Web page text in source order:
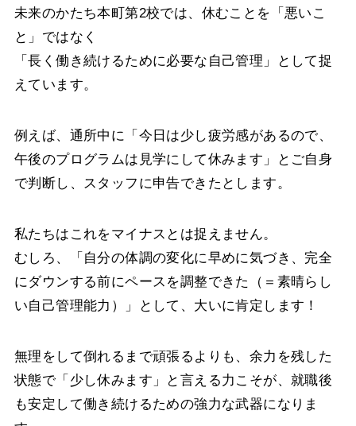
未来のかたち本町第2校では、休むことを「悪いこ
と」ではなく
「長く働き続けるために必要な自己管理」として捉
えています。
例えば、通所中に「今日は少し疲労感があるので、
午後のプログラムは見学にして休みます」とご自身
で判断し、スタッフに申告できたとします。
私たちはこれをマイナスとは捉えません。
むしろ、「自分の体調の変化に早めに気づき、完全
にダウンする前にペースを調整できた（＝素晴らし
い自己管理能力）」として、大いに肯定します！
無理をして倒れるまで頑張るよりも、余力を残した
状態で「少し休みます」と言える力こそが、就職後
も安定して働き続けるための強力な武器になりま